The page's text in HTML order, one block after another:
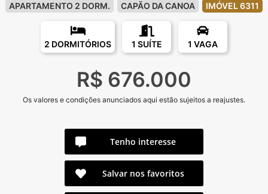
APARTAMENTO 2 DORM. CAPÃO DA CANOA IMÓVEL 6311
2 DORMITÓRIOS 1 SUÍTE 1 VAGA
R$ 676.000
Os valores e condições anunciados aqui estão sujeitos a reajustes.
Tenho interesse
Salvar nos favoritos